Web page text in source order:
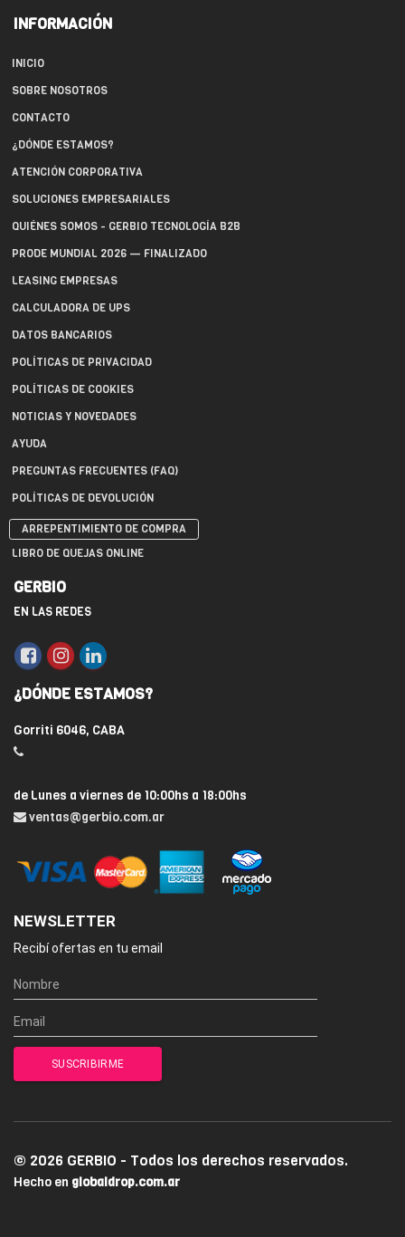
INFORMACIÓN
INICIO
SOBRE NOSOTROS
CONTACTO
¿DÓNDE ESTAMOS?
ATENCIÓN CORPORATIVA
SOLUCIONES EMPRESARIALES
QUIÉNES SOMOS - GERBIO TECNOLOGÍA B2B
PRODE MUNDIAL 2026 — FINALIZADO
LEASING EMPRESAS
CALCULADORA DE UPS
DATOS BANCARIOS
POLÍTICAS DE PRIVACIDAD
POLÍTICAS DE COOKIES
NOTICIAS Y NOVEDADES
AYUDA
PREGUNTAS FRECUENTES (FAQ)
POLÍTICAS DE DEVOLUCIÓN
ARREPENTIMIENTO DE COMPRA
LIBRO DE QUEJAS ONLINE
GERBIO
EN LAS REDES
¿DÓNDE ESTAMOS?
Gorriti 6046, CABA
de Lunes a viernes de 10:00hs a 18:00hs
ventas@gerbio.com.ar
NEWSLETTER
Recibí ofertas en tu email
© 2026 GERBIO - Todos los derechos reservados.
Hecho en globaldrop.com.ar